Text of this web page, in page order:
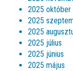
2025 október
2025
2025
2025 július
2025 június
2025 május